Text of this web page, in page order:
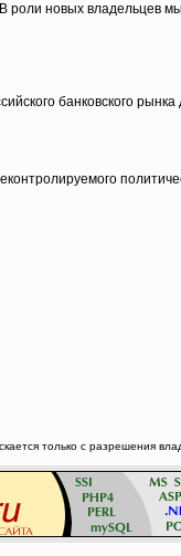
новых владельцев
банковского
только с разрешения